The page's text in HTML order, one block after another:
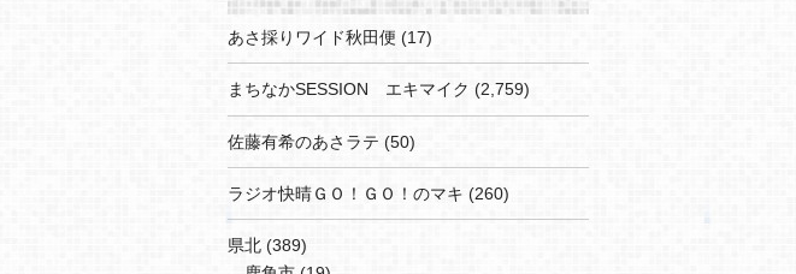
あさ採りワイド秋田便 (17)
まちなかSESSION エキマイク (2,759)
佐藤有希のあさラテ (50)
ラジオ快晴ＧＯ！ＧＯ！のマキ (260)
県北 (389)